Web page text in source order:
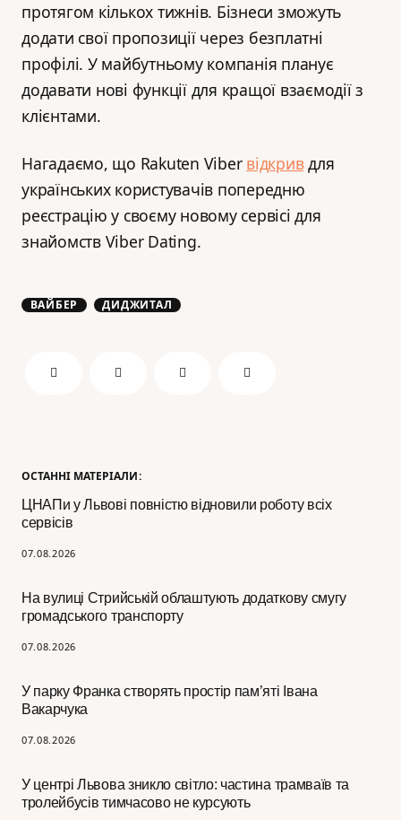
ОСТАННІ МАТЕРІАЛИ:
ЦНАПи у Львові повністю відновили роботу всіх
сервісів
07.08.2026
На вулиці Стрийській облаштують додаткову смугу
громадського транспорту
07.08.2026
У парку Франка створять простір пам’яті Івана
Вакарчука
07.08.2026
У центрі Львова зникло світло: частина трамваїв та
тролейбусів тимчасово не курсують
протягом кількох тижнів. Бізнеси зможуть
додати свої пропозиції через безплатні
профілі. У майбутньому компанія планує
додавати нові функції для кращої взаємодії з
клієнтами.
Нагадаємо, що Rakuten Viber відкривдля
українських користувачів попередню
реєстрацію у своєму новому сервісі для
знайомств Viber Dating.
ВАЙБЕР ДИДЖИТАЛ